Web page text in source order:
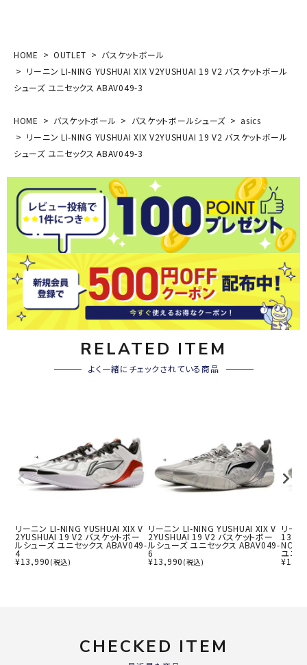
HOME OUTLET
バスケットボール
リーニン LI-NING YUSHUAI XIX V2YUSHUAI 19 V2 バスケットボール
シューズ ユニセックス ABAV049-3
HOME バスケットボール バスケットボールシューズ
asics
リーニン LI-NING YUSHUAI XIX V2YUSHUAI 19 V2 バスケットボール
シューズ ユニセックス ABAV049-3
RELATED ITEM
よく一緒にチェックされている商品
リーニン LI-NING YUSHUAI XIX V
2YUSHUAI 19 V2 バスケットボー
ルシューズ ユニセックス ABAV049-
4
¥13,990 (税込)
リーニン LI-NING YUSHUAI XIX V
2YUSHUAI 19 V2 バスケットボー
ルシューズ ユニセックス ABAV049-
6
¥13,990 (税込)
リー
13
ユニ
¥
CHECKED ITEM